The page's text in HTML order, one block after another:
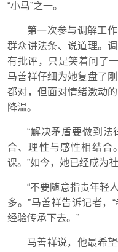
“小马”之一。
第一次参与调解工
群众讲法条、说道理。
有批评，只是笑着问了
马善祥仔细为她复盘了
都对，但面对情绪激动
降温。
“解决矛盾要做到法
合、理性与感性相结合
课。”如今，她已经成为
“不要随意指责年轻
多。”马善祥告诉记者，
经验传承下去。”
马善祥说，他最希